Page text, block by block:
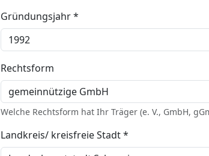
Gründungsjahr *
Rechtsform
Welche Rechtsform hat Ihr Träger (e. V., GmbH,
Landkreis/ kreisfreie Stadt *